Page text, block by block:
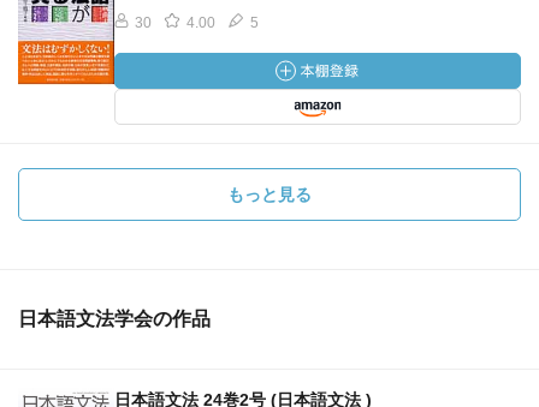
30 4.00 5
もっと見る
日本語文法学会の作品
日本語文法 24巻2号 (日本語文法 )